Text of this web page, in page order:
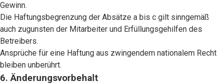
Gewinn.
Die Haftungsbegrenzung der Absätze a bis c gilt sinngemäß
auch zugunsten der Mitarbeiter und Erfüllungsgehilfen des
Betreibers.
Ansprüche für eine Haftung aus zwingendem nationalem Recht
bleiben unberührt.
6. Änderungsvorbehalt